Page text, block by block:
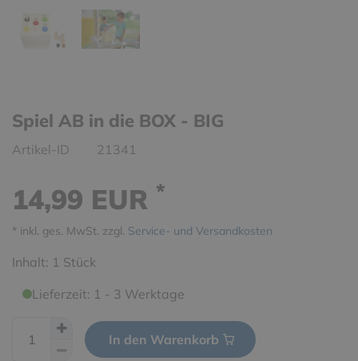
Spiel AB in die BOX - BIG
Artikel-ID 21341
14,99 EUR *
* inkl. ges. MwSt. zzgl. Service- und Versandkosten
Inhalt: 1 Stück
Lieferzeit: 1 - 3 Werktage
In den Warenkorb